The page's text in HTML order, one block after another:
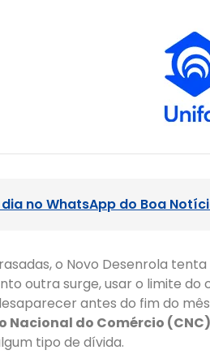
no WhatsApp do Boa
o Novo Desenrola tenta
outra surge, usar o limite
antes do fim do
Nacional do Comércio (CNC)
tipo de dívida.